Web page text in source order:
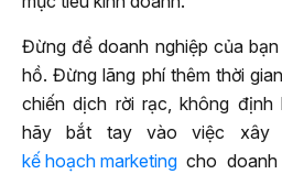
Đừng để doanh nghiệp của
hồ. Đừng lãng phí thêm thời
chiến dịch rời rạc, không định
hãy bắt tay vào việc xây
kế hoạch marketing cho